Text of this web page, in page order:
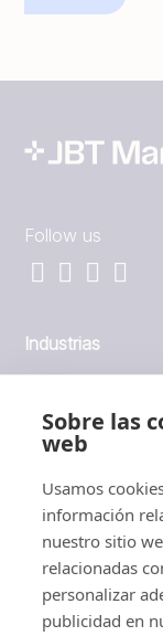
Sobre las
web
Usamos
información
nuestro sitio
relacionadas
personalizar
publicidad en
Follow us
Industrias
Inversores